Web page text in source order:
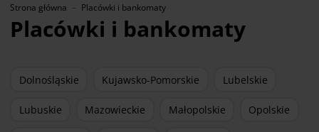
Strona główna Placówki i bankomaty
Placówki i bankomaty
Dolnośląskie Kujawsko-Pomorskie Lubelskie
Lubuskie Mazowieckie Małopolskie Opolskie